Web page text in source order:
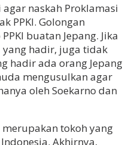
naskah Proklamasi
PPKI. Golongan
buatan Jepang. Jika
hadir, juga tidak
hadir ada orang Jepang
mengusulkan agar
oleh Soekarno dan
tokoh yang
Akhirnya,